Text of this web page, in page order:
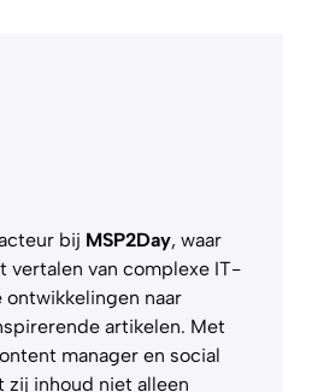
bij MSP2Day, waar
vertalen van complexe IT-
naar
artikelen. Met
manager en social
zij inhoud niet alleen